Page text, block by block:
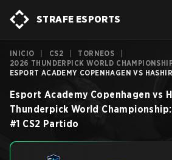
STRAFE ESPORTS
INICIO CS2 TORNEOS
2026 THUNDERPICK WORLD
ESPORT ACADEMY COPENHAGEN VS
Esport Academy Copenhagen vs
Thunderpick World
#1 CS2 Partido